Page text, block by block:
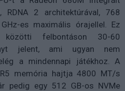
RDNA 2 architektúrával, 768
es maximális órajellel. Ez
közötti felbontáson 30-60
jelent, ami ugyan nem
a mindennapi játékhoz. A
memória hajtja 4800 MT/s
pedig egy 512 GB-os NVMe